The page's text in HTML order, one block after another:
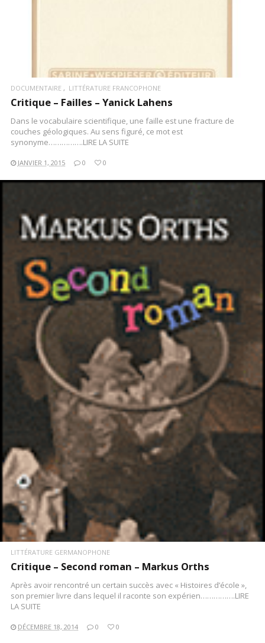
DOCUMENTAIRE LITTÉRATURE FRANCOPHONE
Critique – Failles – Yanick Lahens
Dans le vocabulaire scientifique, une faille est une fracture de
couches géologiques. Au sens figuré, ce mot est
synonyme…………….LIRE LA SUITE
JANVIER 1, 2015 0 0
LIRE LA SUITE
LITTÉRATURE GERMANOPHONE
Critique – Second roman – Markus Orths
Après avoir rencontré un certain succès avec « Histoires d’école »,
son premier livre dans lequel il raconte son expérien…………….LIRE
LA SUITE
DÉCEMBRE 18, 2014 0 0